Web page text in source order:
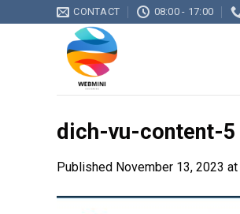
CONTACT 08:00 - 17:00
dich-vu-content-5
Published November 13, 2023 at